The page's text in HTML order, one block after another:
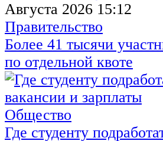
Августа 2026 15:12
Правительство
Более 41 тысячи
по отдельной квоте
Общество
Где студенту